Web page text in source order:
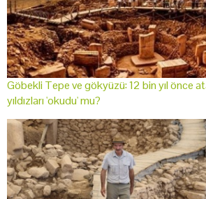
Göbekli Tepe ve gökyüzü: 12 bin yıl önce
yıldızları 'okudu' mu?